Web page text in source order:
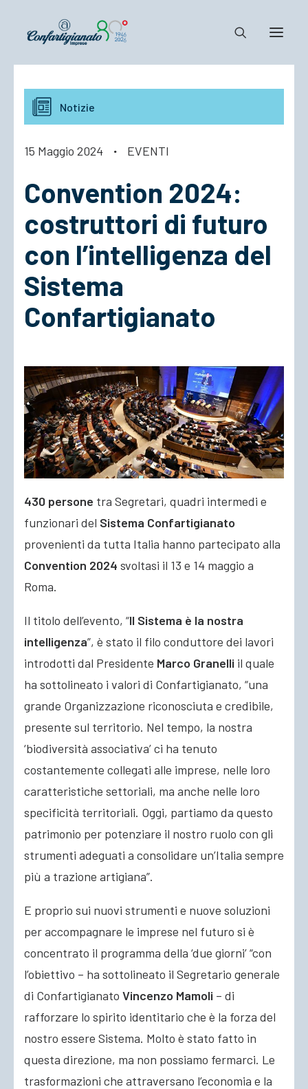
Notizie e Documenti
Confartigianato
Cosa Facciamo
Notizie
15 Maggio 2024 · EVENTI
Convention 2024:
costruttori di futuro
con l’intelligenza del
Sistema
Confartigianato
430 persone tra Segretari, quadri intermedi e
funzionari del Sistema Confartigianato
provenienti da tutta Italia hanno partecipato alla
Convention 2024 svoltasi il 13 e 14 maggio a
Roma.
Il titolo dell’evento, “Il Sistema è la nostra
intelligenza”, è stato il filo conduttore dei lavori
introdotti dal Presidente Marco Granelli il quale
ha sottolineato i valori di Confartigianato, “una
grande Organizzazione riconosciuta e credibile,
presente sul territorio. Nel tempo, la nostra
‘biodiversità associativa’ ci ha tenuto
costantemente collegati alle imprese, nelle loro
caratteristiche settoriali, ma anche nelle loro
specificità territoriali. Oggi, partiamo da questo
patrimonio per potenziare il nostro ruolo con gli
strumenti adeguati a consolidare un’Italia sempre
più a trazione artigiana”.
E proprio sui nuovi strumenti e nuove soluzioni
per accompagnare le imprese nel futuro si è
concentrato il programma della ‘due giorni’ “con
l’obiettivo – ha sottolineato il Segretario generale
di Confartigianato Vincenzo Mamoli – di
rafforzare lo spirito identitario che è la forza del
nostro essere Sistema. Molto è stato fatto in
questa direzione, ma non possiamo fermarci. Le
trasformazioni che attraversano l’economia e la